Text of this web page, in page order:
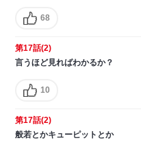
68
第17話(2)
言うほど見ればわかるか？
10
第17話(2)
般若とかキューピットとか